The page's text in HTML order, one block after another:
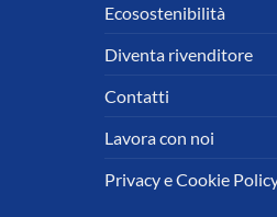
Ecosostenibilità
Diventa rivenditore
Contatti
Lavora con noi
Privacy e Cookie